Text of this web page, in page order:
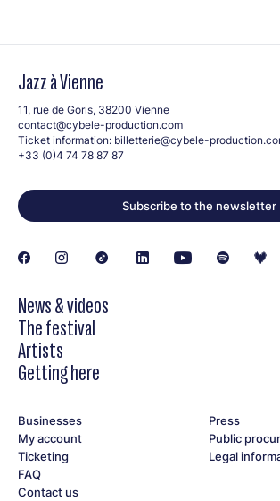
Jazz à Vienne
11, rue de Goris, 38200 Vienne
contact@cybele-production.com
Ticket information: billetterie@cybele-
+33 (0)4 74 78 87 87
Subscribe to the newsletter
News & videos
The festival
Artists
Getting here
Businesses
My account
Ticketing
FAQ
Contact us
Press
Public
Legal